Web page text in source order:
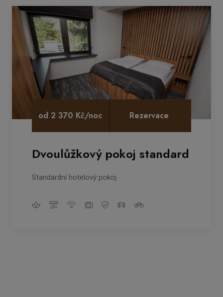
od 2 370 Kč/noc Rezervace
Dvoulůžkový pokoj standard
Standardní hotelový pokoj